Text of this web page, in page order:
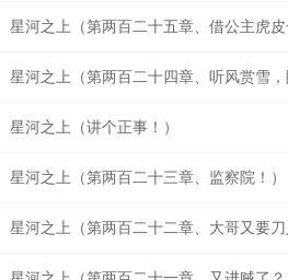
星河之上（第两百二十五章、借公主虎皮
星河之上（第两百二十四章、听风赏雪，
星河之上（讲个正事！）
星河之上（第两百二十三章、监察院！）
星河之上（第两百二十二章、大哥又要刀